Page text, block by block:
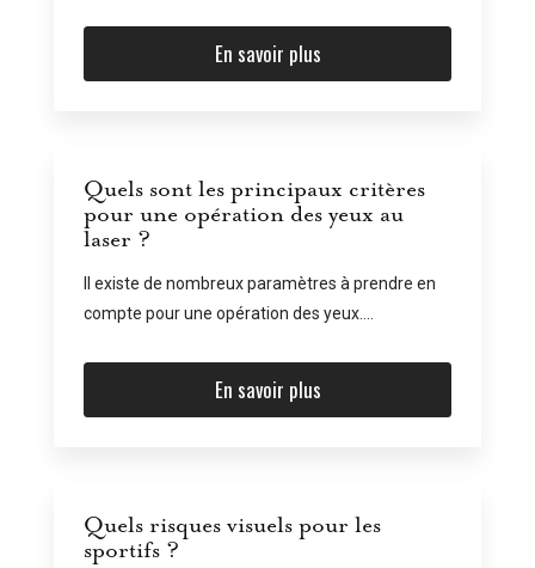
En savoir plus
Quels sont les principaux critères
pour une opération des yeux au
laser ?
Il existe de nombreux paramètres à prendre en
compte pour une opération des yeux....
En savoir plus
Quels risques visuels pour les
sportifs ?